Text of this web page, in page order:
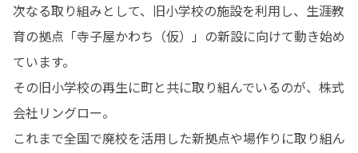
次なる取り組みとして、旧小学校の施設を利用し、生涯教
育の拠点「寺子屋かわち（仮）」の新設に向けて動き始め
ています。
その旧小学校の再生に町と共に取り組んでいるのが、株式
会社リングロー。
これまで全国で廃校を活用した新拠点や場作りに取り組ん